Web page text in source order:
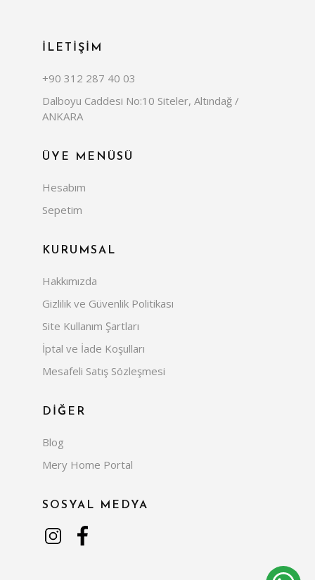
İLETİŞİM
+90 312 287 40 03
Dalboyu Caddesi No:10 Siteler, Altındağ /
ANKARA
ÜYE MENÜSÜ
Hesabım
Sepetim
KURUMSAL
Hakkımızda
Gizlilik ve Güvenlik Politikası
Site Kullanım Şartları
İptal ve İade Koşulları
Mesafeli Satış Sözleşmesi
DİĞER
Blog
Mery Home Portal
SOSYAL MEDYA